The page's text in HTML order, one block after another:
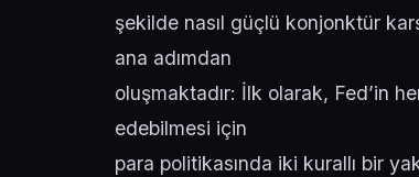
şekilde nasıl güçlü konjonktür
ana adımdan
oluşmaktadır: İlk olarak, Fed’in
edebilmesi için
para politikasında iki kurallı bir